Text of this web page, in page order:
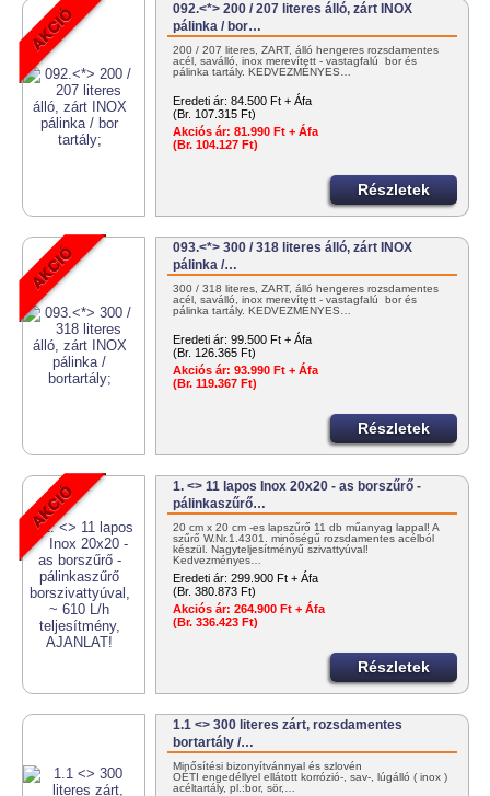
092.<*> 200 / 207 literes álló, zárt INOX
pálinka / bor…
200 / 207 literes, ZÁRT, álló hengeres rozsdamentes
acél, saválló, inox merevített - vastagfalú bor és
pálinka tartály. KEDVEZMÉNYES…
Eredeti ár: 84.500 Ft + Áfa
(Br. 107.315 Ft)
Akciós ár: 81.990 Ft + Áfa
(Br. 104.127 Ft)
Részletek
093.<*> 300 / 318 literes álló, zárt INOX
pálinka /…
300 / 318 literes, ZÁRT, álló hengeres rozsdamentes
acél, saválló, inox merevített - vastagfalú bor és
pálinka tartály. KEDVEZMÉNYES…
Eredeti ár: 99.500 Ft + Áfa
(Br. 126.365 Ft)
Akciós ár: 93.990 Ft + Áfa
(Br. 119.367 Ft)
Részletek
1. <> 11 lapos Inox 20x20 - as borszűrő -
pálinkaszűrő…
20 cm x 20 cm -es lapszűrő 11 db műanyag lappal! A
szűrő W.Nr.1.4301. minőségű rozsdamentes acélból
készül. Nagyteljesítményű szivattyúval!
Kedvezményes…
Eredeti ár: 299.900 Ft + Áfa
(Br. 380.873 Ft)
Akciós ár: 264.900 Ft + Áfa
(Br. 336.423 Ft)
Részletek
1.1 <> 300 literes zárt, rozsdamentes
bortartály /…
Minősítési bizonyítvánnyal és szlovén
OÉTI engedéllyel ellátott korrózió-, sav-, lúgálló ( inox )
acéltartály, pl.:bor, sör,…